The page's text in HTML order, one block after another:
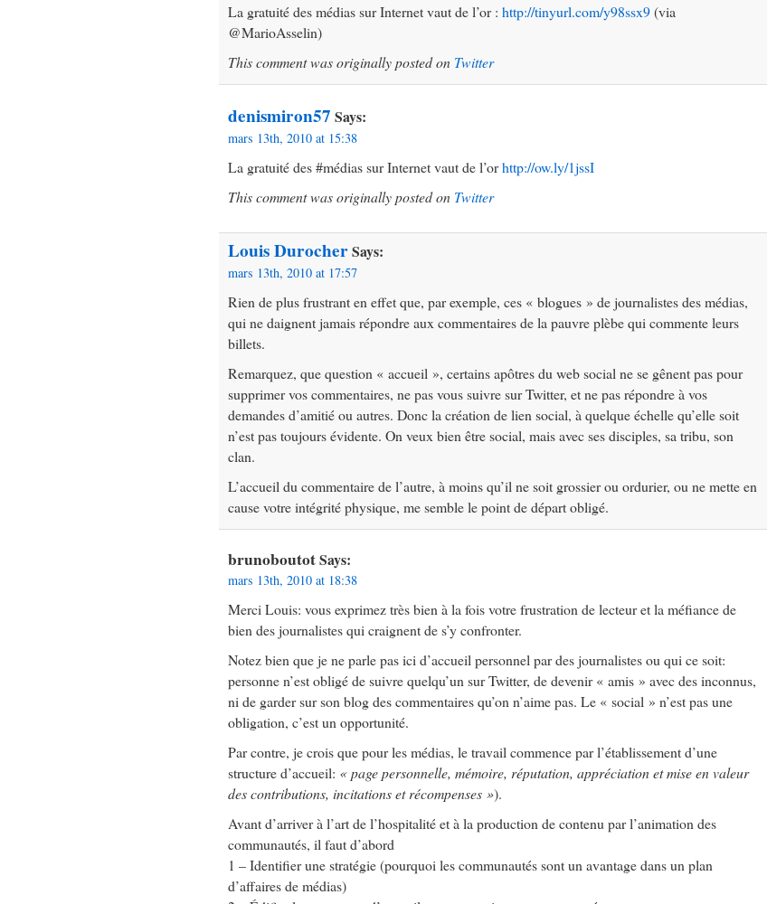
La gratuité des médias sur Internet vaut de l’or : http://tinyurl.com/y98ssx9(via
@MarioAsselin)
This comment was originally posted on Twitter
denismiron57 Says:
mars 13th, 2010 at 15:38
La gratuité des #médias sur Internet vaut de l’orhttp://ow.ly/1jssI
This comment was originally posted on Twitter
Louis DurocherSays:
mars 13th, 2010 at 17:57
Rien de plus frustrant en effet que, par exemple, ces « blogues » de journalistes des médias,
qui ne daignent jamais répondre aux commentaires de la pauvre plèbe qui commente leurs
billets.
Remarquez, que question « accueil », certains apôtres du web social ne se gênent pas pour
supprimer vos commentaires, ne pas vous suivre sur Twitter, et ne pas répondre à vos
demandes d’amitié ou autres. Donc la création de lien social, à quelque échelle qu’elle soit
n’est pas toujours évidente. On veux bien être social, mais avec ses disciples, sa tribu, son
clan.
L’accueil du commentaire de l’autre, à moins qu’il ne soit grossier ou ordurier, ou ne mette en
cause votre intégrité physique, me semble le point de départ obligé.
brunoboutotSays:
mars 13th, 2010 at 18:38
Merci Louis: vous exprimez très bien à la fois votre frustration de lecteur et la méfiance de
bien des journalistes qui craignent de s’y confronter.
Notez bien que je ne parle pas ici d’accueil personnel par des journalistes ou qui ce soit:
personne n’est obligé de suivre quelqu’un sur Twitter, de devenir « amis » avec des inconnus,
ni de garder sur son blog des commentaires qu’on n’aime pas. Le « social » n’est pas une
obligation, c’est un opportunité.
Par contre, je crois que pour les médias, le travail commence par l’établissement d’une
structure d’accueil: « page personnelle, mémoire, réputation, appréciation et mise en valeur
des contributions, incitations et récompenses »).
Avant d’arriver à l’art de l’hospitalité et à la production de contenu par l’animation des
communautés, il faut d’abord
1 – Identifier une stratégie (pourquoi les communautés sont un avantage dans un plan
d’affaires de médias)